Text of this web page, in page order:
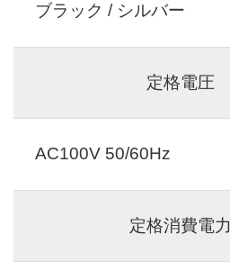
ブラック / シルバー
定格電圧
AC100V 50/60Hz
定格消費電力